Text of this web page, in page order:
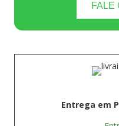
FALE
Entrega em